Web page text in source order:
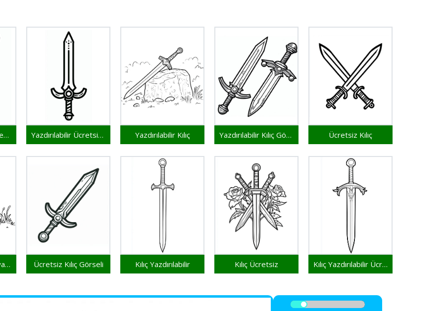
Yazdırılabilir Kılıç Resmi Yazdırılabilir Ücretsiz Kılıç Yazdırılabilir Kılıç Yazdırılabilir Kılıç Görseli Ücretsiz Kılıç
Yazdırılabilir Bedava Kılıç Ücretsiz Kılıç Görseli Kılıç Yazdırılabilir Kılıç Ücretsiz Kılıç Yazdırılabilir Ücretsiz